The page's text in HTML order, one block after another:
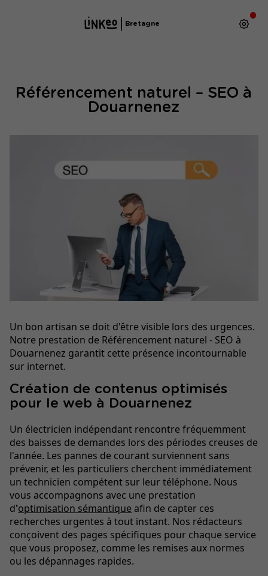
Bretagne
Référencement naturel – SEO à
Douarnenez
Un bon artisan se doit d'être visible lors des urgences.
Notre prestation de Référencement naturel - SEO à
Douarnenez garantit cette présence incontournable
sur internet.
Création de contenus optimisés
pour le web à Douarnenez
Un électricien indépendant rencontre fréquemment
des baisses de demandes lors des périodes creuses de
l'année. Les pannes de courant surviennent sans
prévenir, et les particuliers cherchent immédiatement
un technicien compétent sur leur téléphone. Nous
vous accompagnons avec une prestation
d'optimisation sémantique afin de capter ces
recherches urgentes à tout instant. Nos rédacteurs
conçoivent des pages spécifiques pour chaque service
que vous proposez, comme les remises aux normes
ou les dépannages rapides.